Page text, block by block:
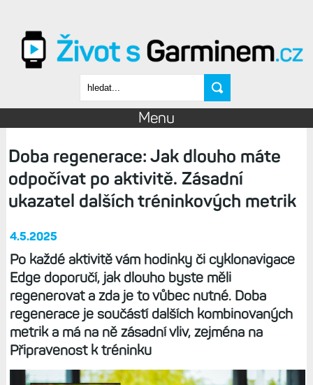
Vyhledávání
Menu
Doba regenerace: Jak dlouho máte
odpočívat po aktivitě. Zásadní
ukazatel dalších tréninkových metrik
4.5.2025
Po každé aktivitě vám hodinky či cyklonavigace
Edge doporučí, jak dlouho byste měli
regenerovat a zda je to vůbec nutné. Doba
regenerace je součástí dalších kombinovaných
metrik a má na ně zásadní vliv, zejména na
Připravenost k tréninku